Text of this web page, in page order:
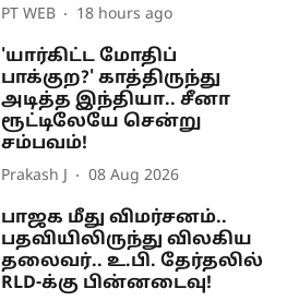
PT WEB 18 hours ago
'யார்கிட்ட மோதிப்
பாக்குற?' காத்திருந்து
அடித்த இந்தியா.. சீனா
ரூட்டிலேயே சென்று
சம்பவம்!
Prakash J 08 Aug 2026
பாஜக மீது விமர்சனம்..
பதவியிலிருந்து விலகிய
தலைவர்.. உ.பி. தேர்தலில்
RLD-க்கு பின்னடைவு!